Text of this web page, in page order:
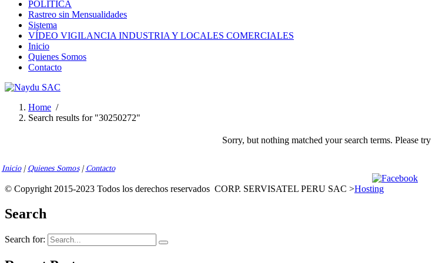
POLÍTICA
Rastreo sin Mensualidades
Sistema
VÍDEO VIGILANCIA INDUSTRIA Y LOCALES COMERCIALES
Inicio
Quienes Somos
Contacto
Home /
Search results for "30250272"
Sorry, but nothing matched your search terms. Please
Inicio|Quienes Somos|Contacto
© Copyright 2015-2023 Todos los derechos reservados CORP. SERVISATEL PERU SAC >Hosting
Search
Search for: